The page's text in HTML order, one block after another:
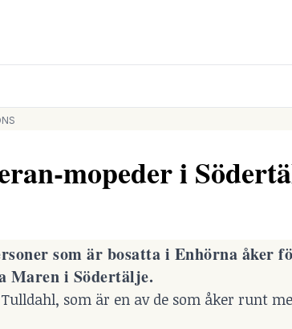
mopeder i
som är bosatta i Enhörna åker
Maren i Södertälje.
som är en av de som åker runt